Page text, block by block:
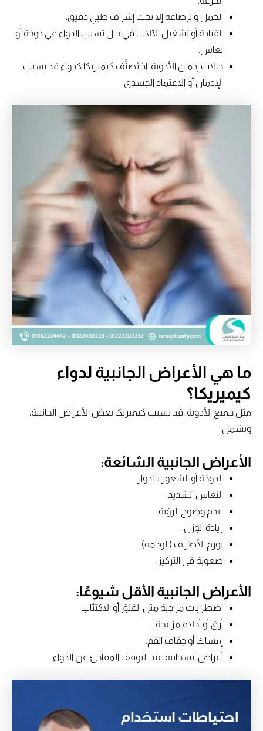
الحمل والرضاعة إلا تحت إشراف طبي دقيق.
القيادة أو تشغيل الآلات في حال تسبب الدواء في دوخة أو
نعاس.
حالات إدمان الأدوية، إذ يُصنَّف كيميريكا كدواء قد يسبب
الإدمان أو الاعتماد الجسدي.
ما هي الأعراض الجانبية لدواء
كيميريكا؟
مثل جميع الأدوية، قد يسبب كيميريكا بعض الأعراض الجانبية،
وتشمل:
الأعراض الجانبية الشائعة:
الدوخة أو الشعور بالدوار.
النعاس الشديد.
عدم وضوح الرؤية.
زيادة الوزن.
تورم الأطراف (الوذمة).
صعوبة في التركيز.
الأعراض الجانبية الأقل شيوعًا:
اضطرابات مزاجية مثل القلق أو الاكتئاب.
أرق أو أحلام مزعجة.
إمساك أو جفاف الفم.
أعراض انسحابية عند التوقف المفاجئ عن الدواء.